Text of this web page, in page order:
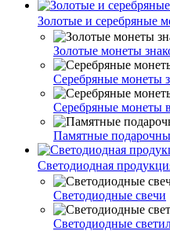
Золотые и серебряные
Золотые монеты
Серебряные монеты
Серебряные монеты
Памятные
Светодиодная
Светодиодные свечи
Светодиодные